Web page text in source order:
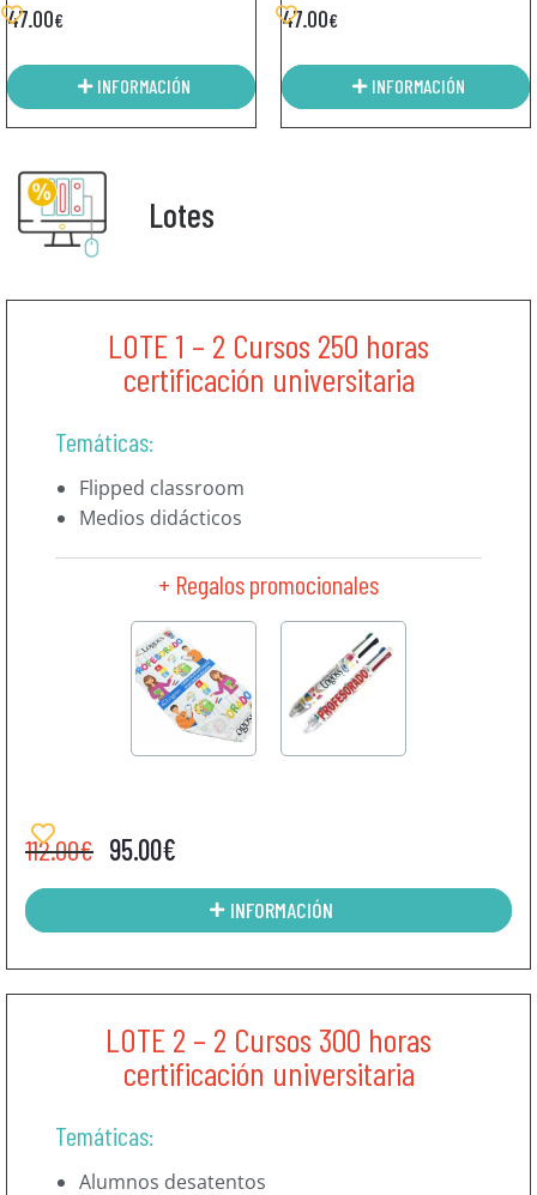
47.00€
INFORMACIÓN
47.00€
INFORMACIÓN
Lotes
LOTE 1 – 2 Cursos 250 horas
certificación universitaria
Temáticas:
Flipped classroom
Medios didácticos
+ Regalos promocionales
112.00€ 95.00€
INFORMACIÓN
LOTE 2 – 2 Cursos 300 horas
certificación universitaria
Temáticas:
Alumnos desatentos